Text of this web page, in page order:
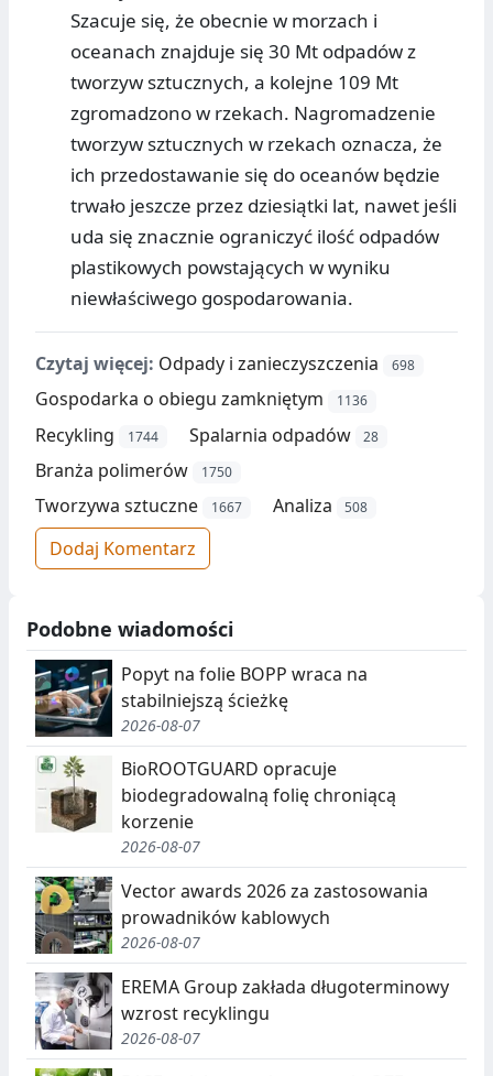
Szacuje się, że obecnie w morzach i
oceanach znajduje się 30 Mt odpadów z
tworzyw sztucznych, a kolejne 109 Mt
zgromadzono w rzekach. Nagromadzenie
tworzyw sztucznych w rzekach oznacza, że
ich przedostawanie się do oceanów będzie
trwało jeszcze przez dziesiątki lat, nawet jeśli
uda się znacznie ograniczyć ilość odpadów
plastikowych powstających w wyniku
niewłaściwego gospodarowania.
Czytaj więcej: Odpady i zanieczyszczenia 698
Gospodarka o obiegu zamkniętym 1136
Recykling 1744 Spalarnia odpadów 28
Branża polimerów 1750
Tworzywa sztuczne 1667 Analiza 508
Dodaj Komentarz
Podobne wiadomości
Popyt na folie BOPP wraca na
stabilniejszą ścieżkę
2026-08-07
BioROOTGUARD opracuje
biodegradowalną folię chroniącą
korzenie
2026-08-07
Vector awards 2026 za zastosowania
prowadników kablowych
2026-08-07
EREMA Group zakłada długoterminowy
wzrost recyklingu
2026-08-07